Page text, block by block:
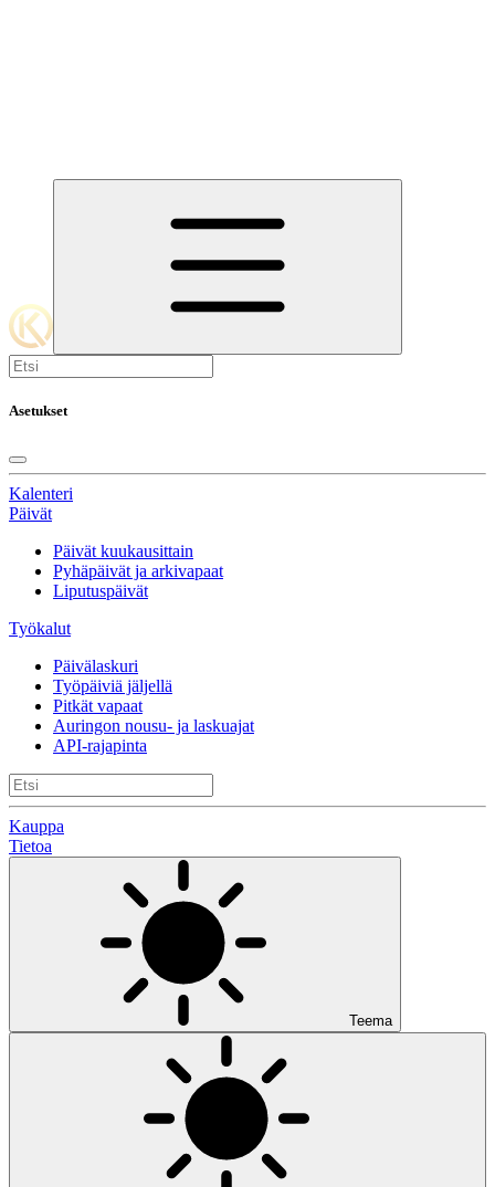
Asetukset
Kalenteri
Päivät
Päivät kuukausittain
Pyhäpäivät ja arkivapaat
Liputuspäivät
Työkalut
Päivälaskuri
Työpäiviä jäljellä
Pitkät vapaat
Auringon nousu- ja laskuajat
API-rajapinta
Kauppa
Tietoa
Teema